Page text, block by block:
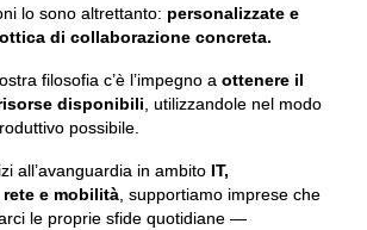
lo sono altrettanto: personalizzate e
di collaborazione concreta.
filosofia c’è l’impegno a ottenere il
disponibili , utilizzandole nel modo
possibile.
all’avanguardia in ambito IT,
e mobilità , supportiamo imprese che
le proprie sfide quotidiane —